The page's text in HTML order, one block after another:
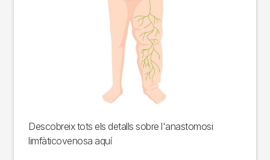
Descobreix tots els detalls sobre l'anastomosi
limfàticovenosa aquí